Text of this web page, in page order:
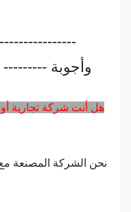
وأجوبة ---------
هل أنت شركة تجارية أو
نحن الشركة المصنعة مع